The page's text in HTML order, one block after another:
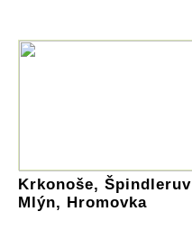
Krkonoše, Špindleruv
Mlýn, Hromovka